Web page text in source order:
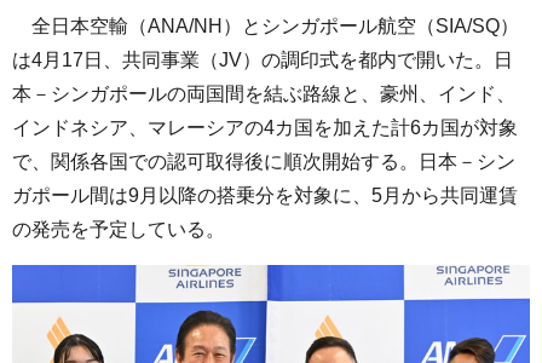
全日本空輸（ANA/NH）とシンガポール航空（SIA/SQ）
は4月17日、共同事業（JV）の調印式を都内で開いた。日
本－シンガポールの両国間を結ぶ路線と、豪州、インド、
インドネシア、マレーシアの4カ国を加えた計6カ国が対象
で、関係各国での認可取得後に順次開始する。日本－シン
ガポール間は9月以降の搭乗分を対象に、5月から共同運賃
の発売を予定している。